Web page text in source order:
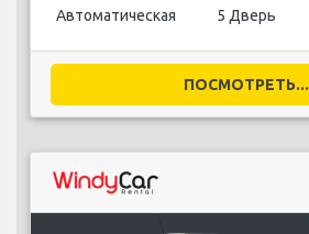
Автоматическая 5 Дверь
ПОСМОТРЕТЬ...